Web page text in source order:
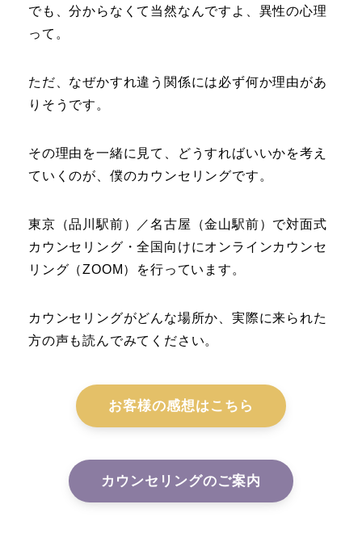
でも、分からなくて当然なんですよ、異性の心理
って。
ただ、なぜかすれ違う関係には必ず何か理由があ
りそうです。
その理由を一緒に見て、どうすればいいかを考え
ていくのが、僕のカウンセリングです。
東京（品川駅前）／名古屋（金山駅前）で対面式
カウンセリング・全国向けにオンラインカウンセ
リング（ZOOM）を行っています。
カウンセリングがどんな場所か、実際に来られた
方の声も読んでみてください。
お客様の感想はこちら
カウンセリングのご案内